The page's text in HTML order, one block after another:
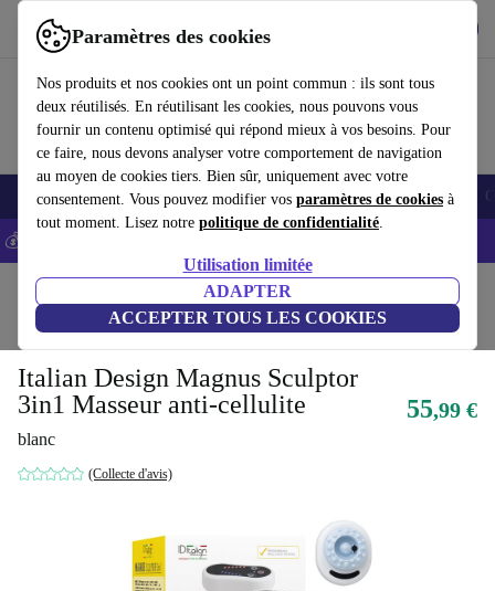
Paramètres des cookies
Nos produits et nos cookies ont un point commun : ils sont tous
deux réutilisés. En réutilisant les cookies, nous pouvons vous
fournir un contenu optimisé qui répond mieux à vos besoins. Pour
ce faire, nous devons analyser votre comportement de navigation
au moyen de cookies tiers. Bien sûr, uniquement avec votre
consentement. Vous pouvez modifier vos paramètres de cookies à
tout moment. Lisez notre politique de confidentialité.
Utilisation limitée
ADAPTER
ACCEPTER TOUS LES COOKIES
Utilisez refurbed rapidement et facilement
Smartphones Laptops Tablettes Montres connectées Accessoires
💰-5% EXTRA sur les iPhones – Code: IPHONEDEAL -
Santé & Beauté Soins du corps
Directement du fabricant original
Italian Design Magnus Sculptor
3in1 Masseur anti-cellulite
blanc
(Collecte d'avis)
55,99 €